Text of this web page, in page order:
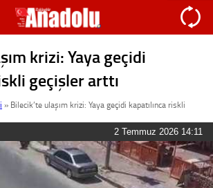
krizi: Yaya geçidi
geçişler arttı
» Bilecik’te ulaşım krizi: Yaya geçidi kapatılınca riskli
2 Temmuz 2026 14:11